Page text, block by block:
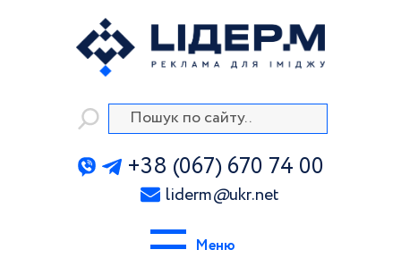
+38 (067) 670 74 00
liderm@ukr.net
Меню